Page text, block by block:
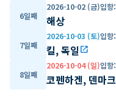
6일째
2026-10-02 (금)입항:
해상
7일째
2026-10-03 (토)입항:
킬, 독일 open_in_new
8일째
2026-10-04 (일)입항:
코펜하겐, 덴마크